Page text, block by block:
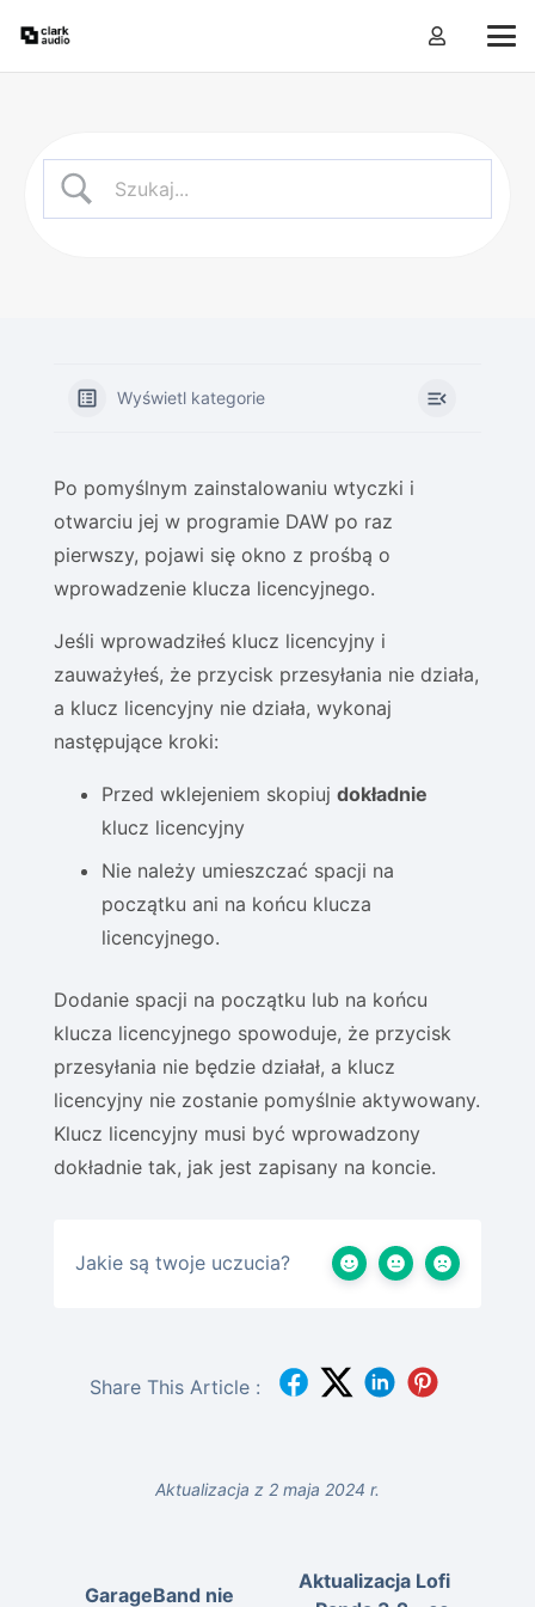
Wyświetl kategorie
Po pomyślnym zainstalowaniu wtyczki i
otwarciu jej w programie DAW po raz
pierwszy, pojawi się okno z prośbą o
wprowadzenie klucza licencyjnego.
Jeśli wprowadziłeś klucz licencyjny i
zauważyłeś, że przycisk przesyłania nie działa,
a klucz licencyjny nie działa, wykonaj
następujące kroki:
Przed wklejeniem skopiuj dokładnie
klucz licencyjny
Nie należy umieszczać spacji na
początku ani na końcu klucza
licencyjnego.
Dodanie spacji na początku lub na końcu
klucza licencyjnego spowoduje, że przycisk
przesyłania nie będzie działał, a klucz
licencyjny nie zostanie pomyślnie aktywowany.
Klucz licencyjny musi być wprowadzony
dokładnie tak, jak jest zapisany na koncie.
Jakie są twoje uczucia?
Share This Article :
Aktualizacja z 2 maja 2024 r.
GarageBand nie
Aktualizacja Lofi